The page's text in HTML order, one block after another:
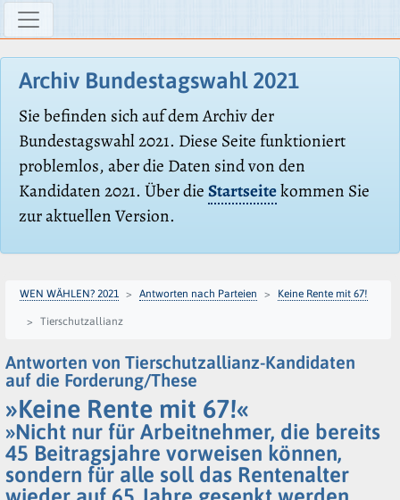
Archiv Bundestagswahl 2021
Sie befinden sich auf dem Archiv der
Bundestagswahl 2021. Diese Seite funktioniert
problemlos, aber die Daten sind von den
Kandidaten 2021. Über dieStartseitekommen Sie
zur aktuellen Version.
WEN WÄHLEN? 2021 Antworten nach Parteien Keine Rente mit 67!
Tierschutzallianz
Antworten von Tierschutzallianz-Kandidaten
auf die Forderung/These
»Keine Rente mit 67!«
»Nicht nur für Arbeitnehmer, die bereits
45 Beitragsjahre vorweisen können,
sondern für alle soll das Rentenalter